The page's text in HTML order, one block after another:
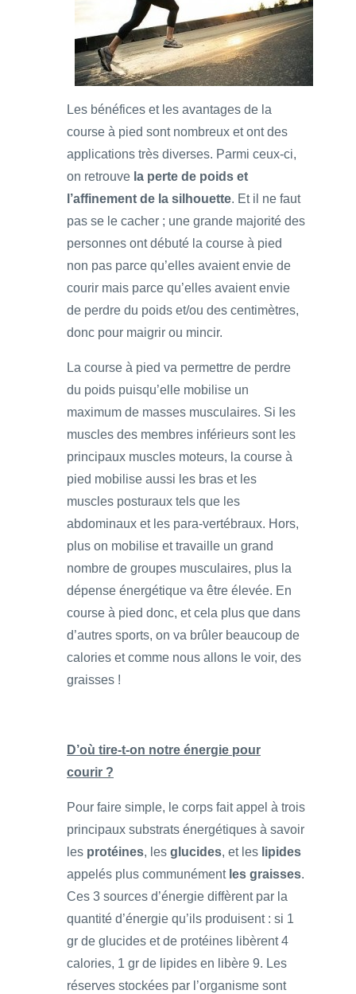
Les bénéfices et les avantages de la
course à pied sont nombreux et ont des
applications très diverses. Parmi ceux-ci,
on retrouve la perte de poids et
l’affinement de la silhouette. Et il ne faut
pas se le cacher ; une grande majorité des
personnes ont débuté la course à pied
non pas parce qu’elles avaient envie de
courir mais parce qu’elles avaient envie
de perdre du poids et/ou des centimètres,
donc pour maigrir ou mincir.
La course à pied va permettre de perdre
du poids puisqu’elle mobilise un
maximum de masses musculaires. Si les
muscles des membres inférieurs sont les
principaux muscles moteurs, la course à
pied mobilise aussi les bras et les
muscles posturaux tels que les
abdominaux et les para-vertébraux. Hors,
plus on mobilise et travaille un grand
nombre de groupes musculaires, plus la
dépense énergétique va être élevée. En
course à pied donc, et cela plus que dans
d’autres sports, on va brûler beaucoup de
calories et comme nous allons le voir, des
graisses !
D’où tire-t-on notre énergie pour
courir ?
Pour faire simple, le corps fait appel à trois
principaux substrats énergétiques à savoir
les protéines, les glucides, et les lipides
appelés plus communément les graisses.
Ces 3 sources d’énergie diffèrent par la
quantité d’énergie qu’ils produisent : si 1
gr de glucides et de protéines libèrent 4
calories, 1 gr de lipides en libère 9. Les
réserves stockées par l’organisme sont